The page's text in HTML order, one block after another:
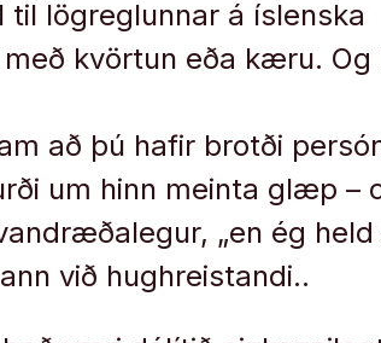
lögreglunnar á íslenska
kvörtun eða kæru. Og
að þú hafir brotði
um hinn meinta glæp –
„en ég
við hughreistandi..